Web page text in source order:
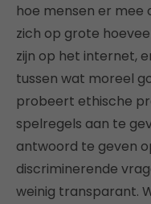
hoe mensen er mee
zich op grote
zijn op het internet,
tussen wat moreel
probeert ethische
spelregels aan te
antwoord te geven
discriminerende
weinig transparant.